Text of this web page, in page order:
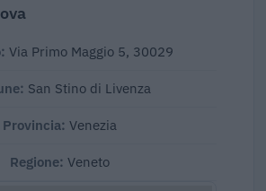
Via Primo Maggio 5, 30029
San Stino di Livenza
Provincia: Venezia
Regione: Veneto